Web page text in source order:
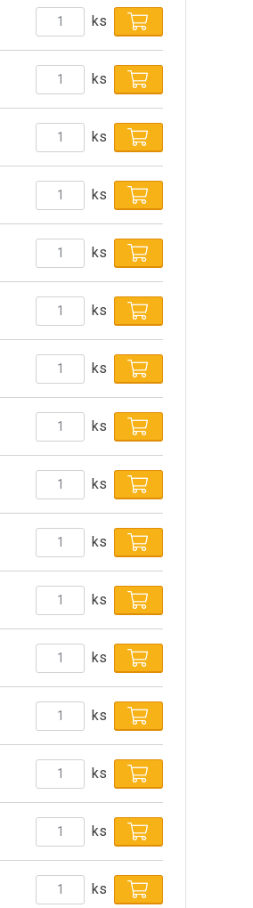
ks
ks
ks
ks
ks
ks
ks
ks
ks
ks
ks
ks
ks
ks
ks
ks